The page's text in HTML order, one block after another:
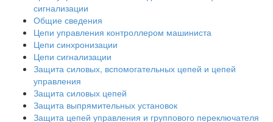
сигнализации
Общие сведения
Цепи управления контроллером машиниста
Цепи синхронизации
Цепи сигнализации
Защита силовых, вспомогательных цепей и цепей
управления
Защита силовых цепей
Защита выпрямительных установок
Защита цепей управления и группового переключателя